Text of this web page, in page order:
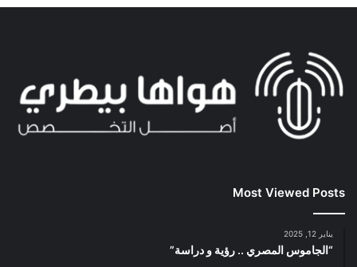
Most Viewed Posts
يناير 12, 2025
“الجاموس المصري .. رؤية و دراسة”